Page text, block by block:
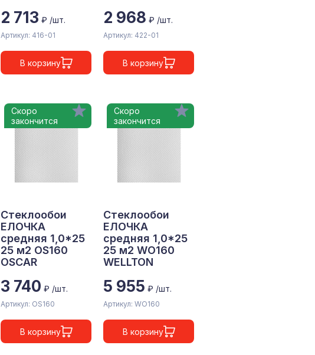
2 713 ₽ /шт.
Артикул: 416-01
В корзину
2 968 ₽ /шт.
Артикул: 422-01
В корзину
Скоро
закончится
Стеклообои
ЕЛОЧКА
средняя 1,0*25
25 м2 OS160
OSCAR
3 740 ₽ /шт.
Артикул: OS160
В корзину
Скоро
закончится
Стеклообои
ЕЛОЧКА
средняя 1,0*25
25 м2 WO160
WELLTON
5 955 ₽ /шт.
Артикул: WO160
В корзину